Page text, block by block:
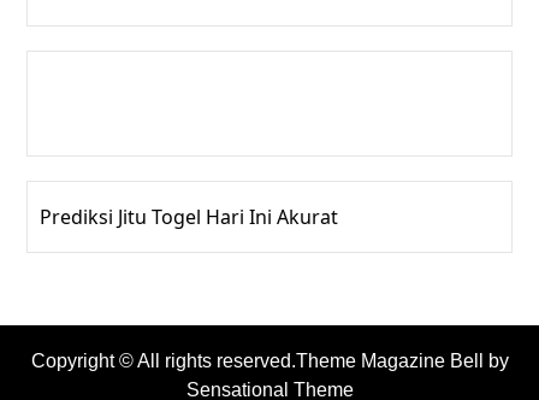
Prediksi Jitu Togel Hari Ini Akurat
Copyright © All rights reserved.Theme Magazine Bell by
Sensational Theme